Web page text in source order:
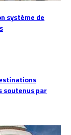
système de
soutenus par